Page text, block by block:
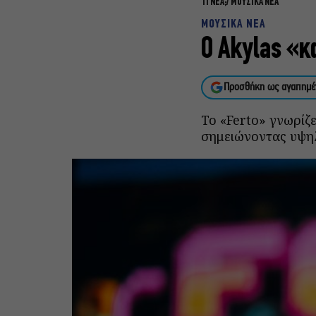
ΤΙ ΝΕΑ; ΜΟΥΣΙΚΑ ΝΕΑ
ΜΟΥΣΙΚΑ ΝΕΑ
O Akylas
Προσθήκη ως
Το «Ferto»
σημειώνοντας